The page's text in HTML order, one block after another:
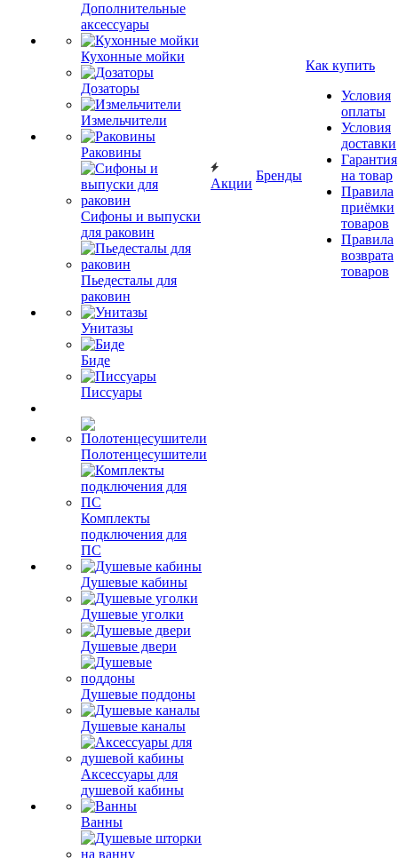
Дополнительные
аксессуары
Кухонные мойки
Дозаторы
Измельчители
Раковины
Сифоны и выпуски
для раковин
Пьедесталы для
раковин
Унитазы
Биде
Писсуары
Полотенцесушители
Комплекты
подключения для
ПС
Душевые кабины
Душевые уголки
Душевые двери
Душевые поддоны
Душевые каналы
Аксессуары для
душевой кабины
Ванны
Акции
Бренды
Как купить
Условия
оплаты
Условия
доставки
Гарантия
на товар
Правила
приёмки
товаров
Правила
возврата
товаров